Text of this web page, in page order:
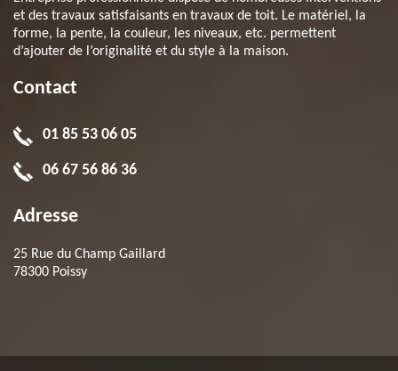
et des travaux satisfaisants en travaux de toit. Le matériel, la
forme, la pente, la couleur, les niveaux, etc. permettent
d’ajouter de l’originalité et du style à la maison.
Contact
01 85 53 06 05
06 67 56 86 36
Adresse
25 Rue du Champ Gaillard
78300 Poissy